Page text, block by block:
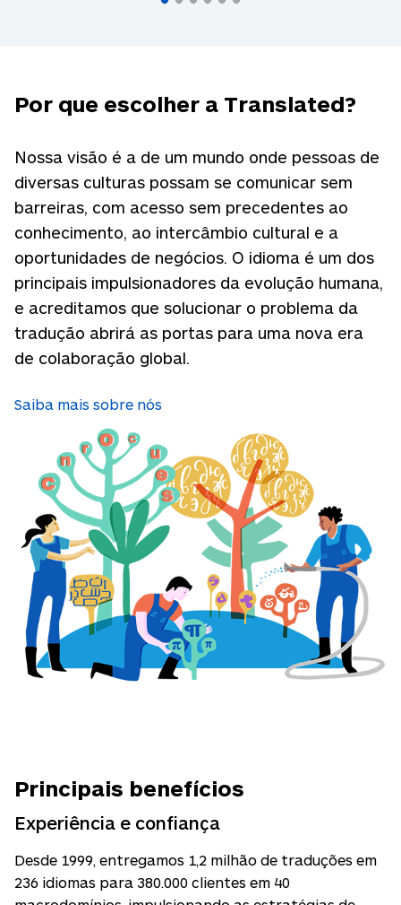
Por que escolher a Translated?
Nossa visão é a de um mundo onde pessoas de
diversas culturas possam se comunicar sem
barreiras, com acesso sem precedentes ao
conhecimento, ao intercâmbio cultural e a
oportunidades de negócios. O idioma é um dos
principais impulsionadores da evolução humana,
e acreditamos que solucionar o problema da
tradução abrirá as portas para uma nova era
de colaboração global.
Saiba mais sobre nós
Principais benefícios
Experiência e confiança
Desde 1999, entregamos 1,2 milhão de traduções em
236 idiomas para 380.000 clientes em 40